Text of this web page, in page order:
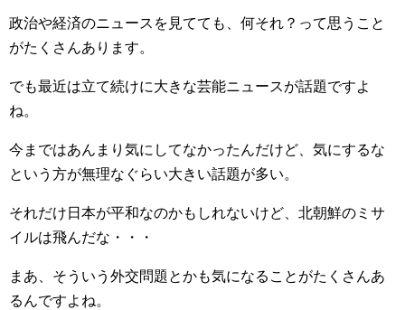
政治や経済のニュースを見てても、何それ？って思うこと
がたくさんあります。
でも最近は立て続けに大きな芸能ニュースが話題ですよ
ね。
今まではあんまり気にしてなかったんだけど、気にするな
という方が無理なぐらい大きい話題が多い。
それだけ日本が平和なのかもしれないけど、北朝鮮のミサ
イルは飛んだな・・・
まあ、そういう外交問題とかも気になることがたくさんあ
るんですよね。